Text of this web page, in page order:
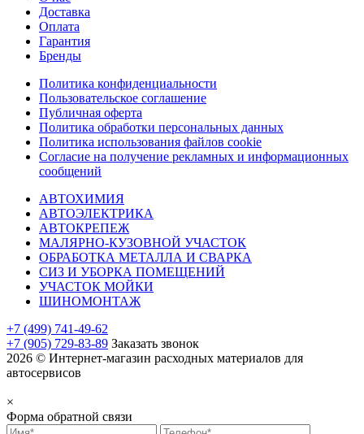
Доставка
Оплата
Гарантия
Бренды
Политика конфиденциальности
Пользовательское соглашение
Публичная оферта
Политика обработки персональных данных
Политика использования файлов cookie
Согласие на получение рекламных и информационных
сообщений
АВТОХИМИЯ
АВТОЭЛЕКТРИКА
АВТОКРЕПЕЖ
МАЛЯРНО-КУЗОВНОЙ УЧАСТОК
ОБРАБОТКА МЕТАЛЛА И СВАРКА
СИЗ И УБОРКА ПОМЕЩЕНИЙ
УЧАСТОК МОЙКИ
ШИНОМОНТАЖ
+7 (499) 741-49-62
+7 (905) 729-83-89 Заказать звонок
2026 © Интернет-магазин расходных материалов для
автосервисов
×
Форма обратной связи